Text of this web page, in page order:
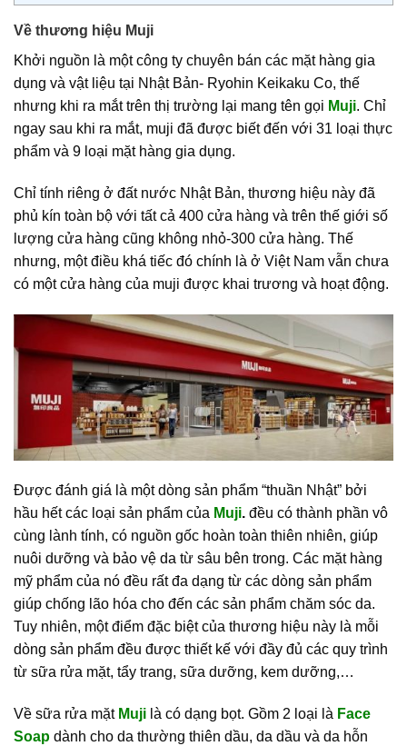
Về thương hiệu Muji
Khởi nguồn là một công ty chuyên bán các mặt hàng gia
dụng và vật liệu tại Nhật Bản- Ryohin Keikaku Co, thế
nhưng khi ra mắt trên thị trường lại mang tên gọi Muji. Chỉ
ngay sau khi ra mắt, muji đã được biết đến với 31 loại thực
phẩm và 9 loại mặt hàng gia dụng.
Chỉ tính riêng ở đất nước Nhật Bản, thương hiệu này đã
phủ kín toàn bộ với tất cả 400 cửa hàng và trên thế giới số
lượng cửa hàng cũng không nhỏ-300 cửa hàng. Thế
nhưng, một điều khá tiếc đó chính là ở Việt Nam vẫn chưa
có một cửa hàng của muji được khai trương và hoạt động.
Được đánh giá là một dòng sản phẩm “thuần Nhật” bởi
hầu hết các loại sản phẩm của Muji. đều có thành phần vô
cùng lành tính, có nguồn gốc hoàn toàn thiên nhiên, giúp
nuôi dưỡng và bảo vệ da từ sâu bên trong. Các mặt hàng
mỹ phẩm của nó đều rất đa dạng từ các dòng sản phẩm
giúp chống lão hóa cho đến các sản phẩm chăm sóc da.
Tuy nhiên, một điểm đặc biệt của thương hiệu này là mỗi
dòng sản phẩm đều được thiết kế với đầy đủ các quy trình
từ sữa rửa mặt, tẩy trang, sữa dưỡng, kem dưỡng,…
Về sữa rửa mặt Muji là có dạng bọt. Gồm 2 loại là Face
Soap dành cho da thường thiên dầu, da dầu và da hỗn